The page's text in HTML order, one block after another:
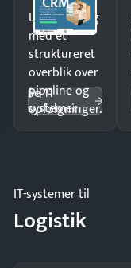
Luk flere salg
med et
struktureret
overblik over
pipeline og
opfølgninger.
Se 11
systemer
IT-systemer til
Logistik